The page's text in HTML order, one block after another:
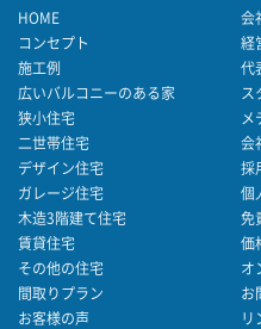
HOME
コンセプト
施工例
広いバルコニーのある家
狭小住宅
二世帯住宅
デザイン住宅
ガレージ住宅
木造3階建て住宅
賃貸住宅
その他の住宅
間取りプラン
お客様の声
会
経
代
ス
メ
会
採
個
免
価
オ
お
リ